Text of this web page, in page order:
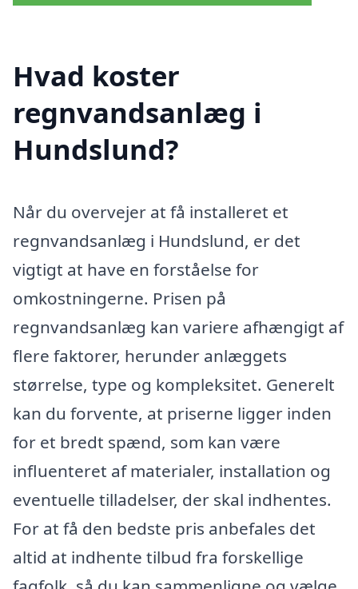
Hvad koster
regnvandsanlæg i
Hundslund?
Når du overvejer at få installeret et
regnvandsanlæg i Hundslund, er det
vigtigt at have en forståelse for
omkostningerne. Prisen på
regnvandsanlæg kan variere afhængigt af
flere faktorer, herunder anlæggets
størrelse, type og kompleksitet. Generelt
kan du forvente, at priserne ligger inden
for et bredt spænd, som kan være
influenteret af materialer, installation og
eventuelle tilladelser, der skal indhentes.
For at få den bedste pris anbefales det
altid at indhente tilbud fra forskellige